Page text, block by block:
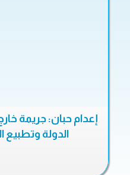
إعدام حبان: جريمة
الدولة وتطبيع